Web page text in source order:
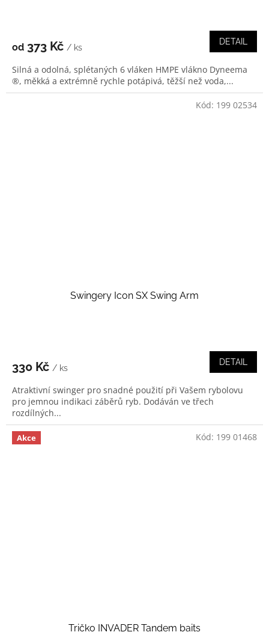
od 373 Kč / ks
DETAIL
Silná a odolná, splétaných 6 vláken HMPE vlákno Dyneema
®, měkká a extrémně rychle potápivá, těžší než voda,...
Swingery Icon SX Swing Arm
330 Kč / ks
DETAIL
Atraktivní swinger pro snadné použití při Vašem rybolovu
pro jemnou indikaci záběrů ryb. Dodáván ve třech
rozdílných...
Kód: 199 02534
Akce
Tričko INVADER Tandem baits
Kód: 199 01468